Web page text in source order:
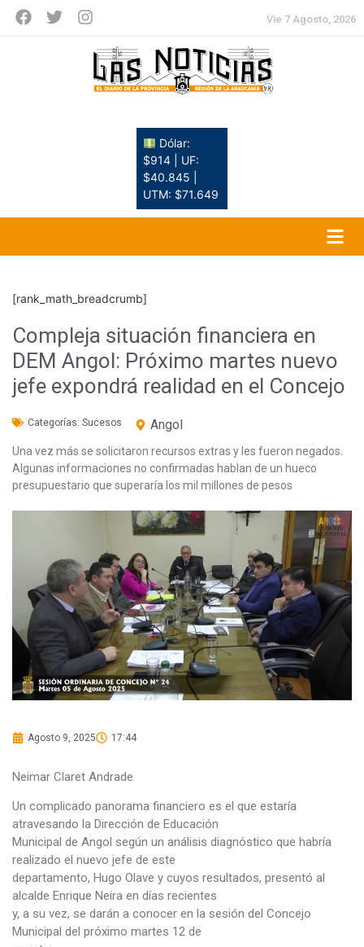
Vie 7 Agosto, 2026
Dólar:
$914 | UF:
$40.845 |
UTM: $71.649
[rank_math_breadcrumb]
Compleja situación financiera en
DEM Angol: Próximo martes nuevo
jefe expondrá realidad en el Concejo
Categorías: Sucesos Angol
Una vez más se solicitaron recursos extras y les fueron negados.
Algunas informaciones no confirmadas hablan de un hueco
presupuestario que superaría los mil millones de pesos
Agosto 9, 2025 17:44
Neimar Claret Andrade
Un complicado panorama financiero es el que estaría
atravesando la Dirección de Educación
Municipal de Angol según un análisis diagnóstico que habría
realizado el nuevo jefe de este
departamento, Hugo Olave y cuyos resultados, presentó al
alcalde Enrique Neira en días recientes
y, a su vez, se darán a conocer en la sesión del Concejo
Municipal del próximo martes 12 de